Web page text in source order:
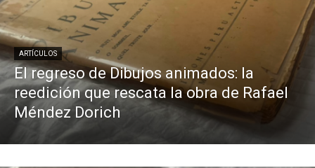
ARTÍCULOS
El regreso de Dibujos animados: la
reedición que rescata la obra de Rafael
Méndez Dorich